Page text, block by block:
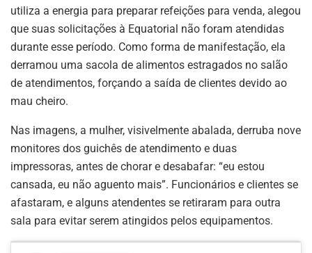
utiliza a energia para preparar refeições para venda, alegou
que suas solicitações à Equatorial não foram atendidas
durante esse período. Como forma de manifestação, ela
derramou uma sacola de alimentos estragados no salão
de atendimentos, forçando a saída de clientes devido ao
mau cheiro.
Nas imagens, a mulher, visivelmente abalada, derruba nove
monitores dos guichês de atendimento e duas
impressoras, antes de chorar e desabafar: “eu estou
cansada, eu não aguento mais”. Funcionários e clientes se
afastaram, e alguns atendentes se retiraram para outra
sala para evitar serem atingidos pelos equipamentos.